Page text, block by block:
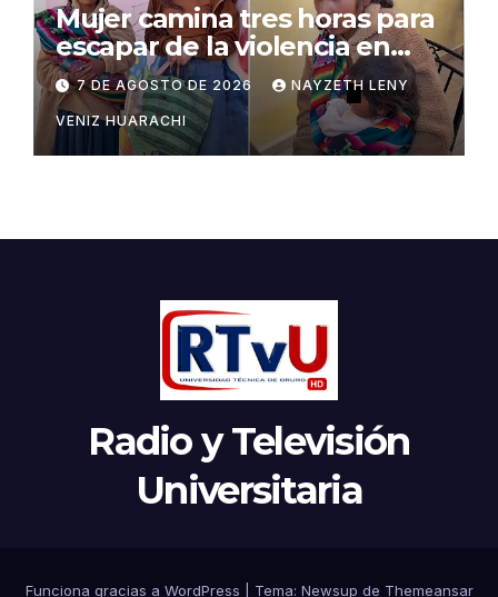
Mujer camina tres horas para
escapar de la violencia en
Potosí
7 DE AGOSTO DE 2026 NAYZETH LENY
VENIZ HUARACHI
Radio y Televisión
Universitaria
Funciona gracias a WordPress Tema: Newsup de Themeansar